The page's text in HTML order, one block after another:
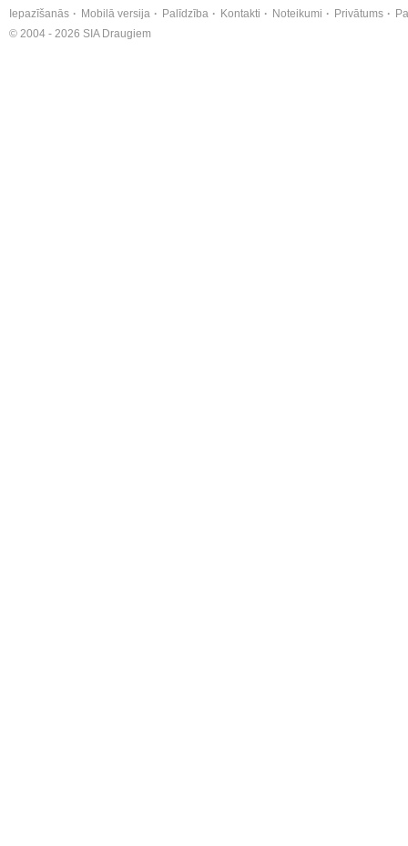
Iepazīšanās Mobilā versija Palīdzība Kontakti Noteikumi Privātums
© 2004 - 2026 SIA Draugiem